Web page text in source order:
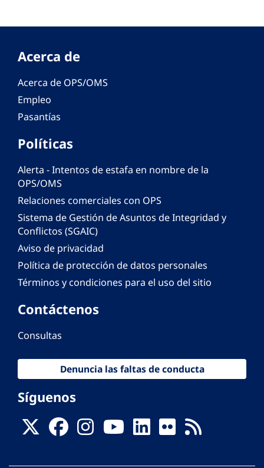
Acerca de
Acerca de OPS/OMS
Empleo
Pasantías
Políticas
Alerta - Intentos de estafa en nombre de la
OPS/OMS
Relaciones comerciales con OPS
Sistema de Gestión de Asuntos de Integridad y
Conflictos (SGAIC)
Aviso de privacidad
Política de protección de datos personales
Términos y condiciones para el uso del sitio
Contáctenos
Consultas
Denuncia las faltas de conducta
Síguenos